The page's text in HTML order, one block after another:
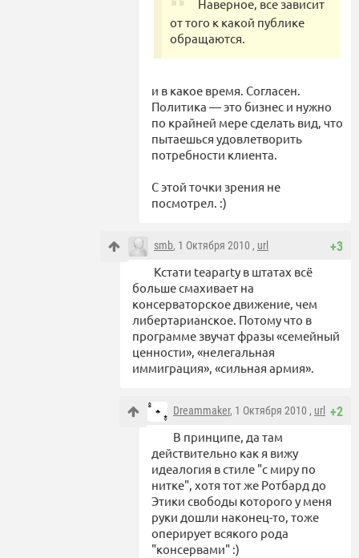
Наверное, все зависит
от того к какой публике
обращаются.
и в какое время. Согласен.
Политика — это бизнес и нужно
по крайней мере сделать вид, что
пытаешься удовлетворить
потребности клиента.
С этой точки зрения не
посмотрел. :)
+3
smb, 1 Октября 2010 , url
Кстати teaparty в штатах всё
больше смахивает на
консерваторское движение, чем
либертарианское. Потому что в
программе звучат фразы «семейный
ценности», «нелегальная
иммиграция», «сильная армия».
+2
Dreammaker, 1 Октября 2010 , url
В принципе, да там
действительно как я вижу
идеалогия в стиле "с миру по
нитке", хотя тот же Ротбард до
Этики свободы которого у меня
руки дошли наконец-то, тоже
оперирует всякого рода
"консервами" :)